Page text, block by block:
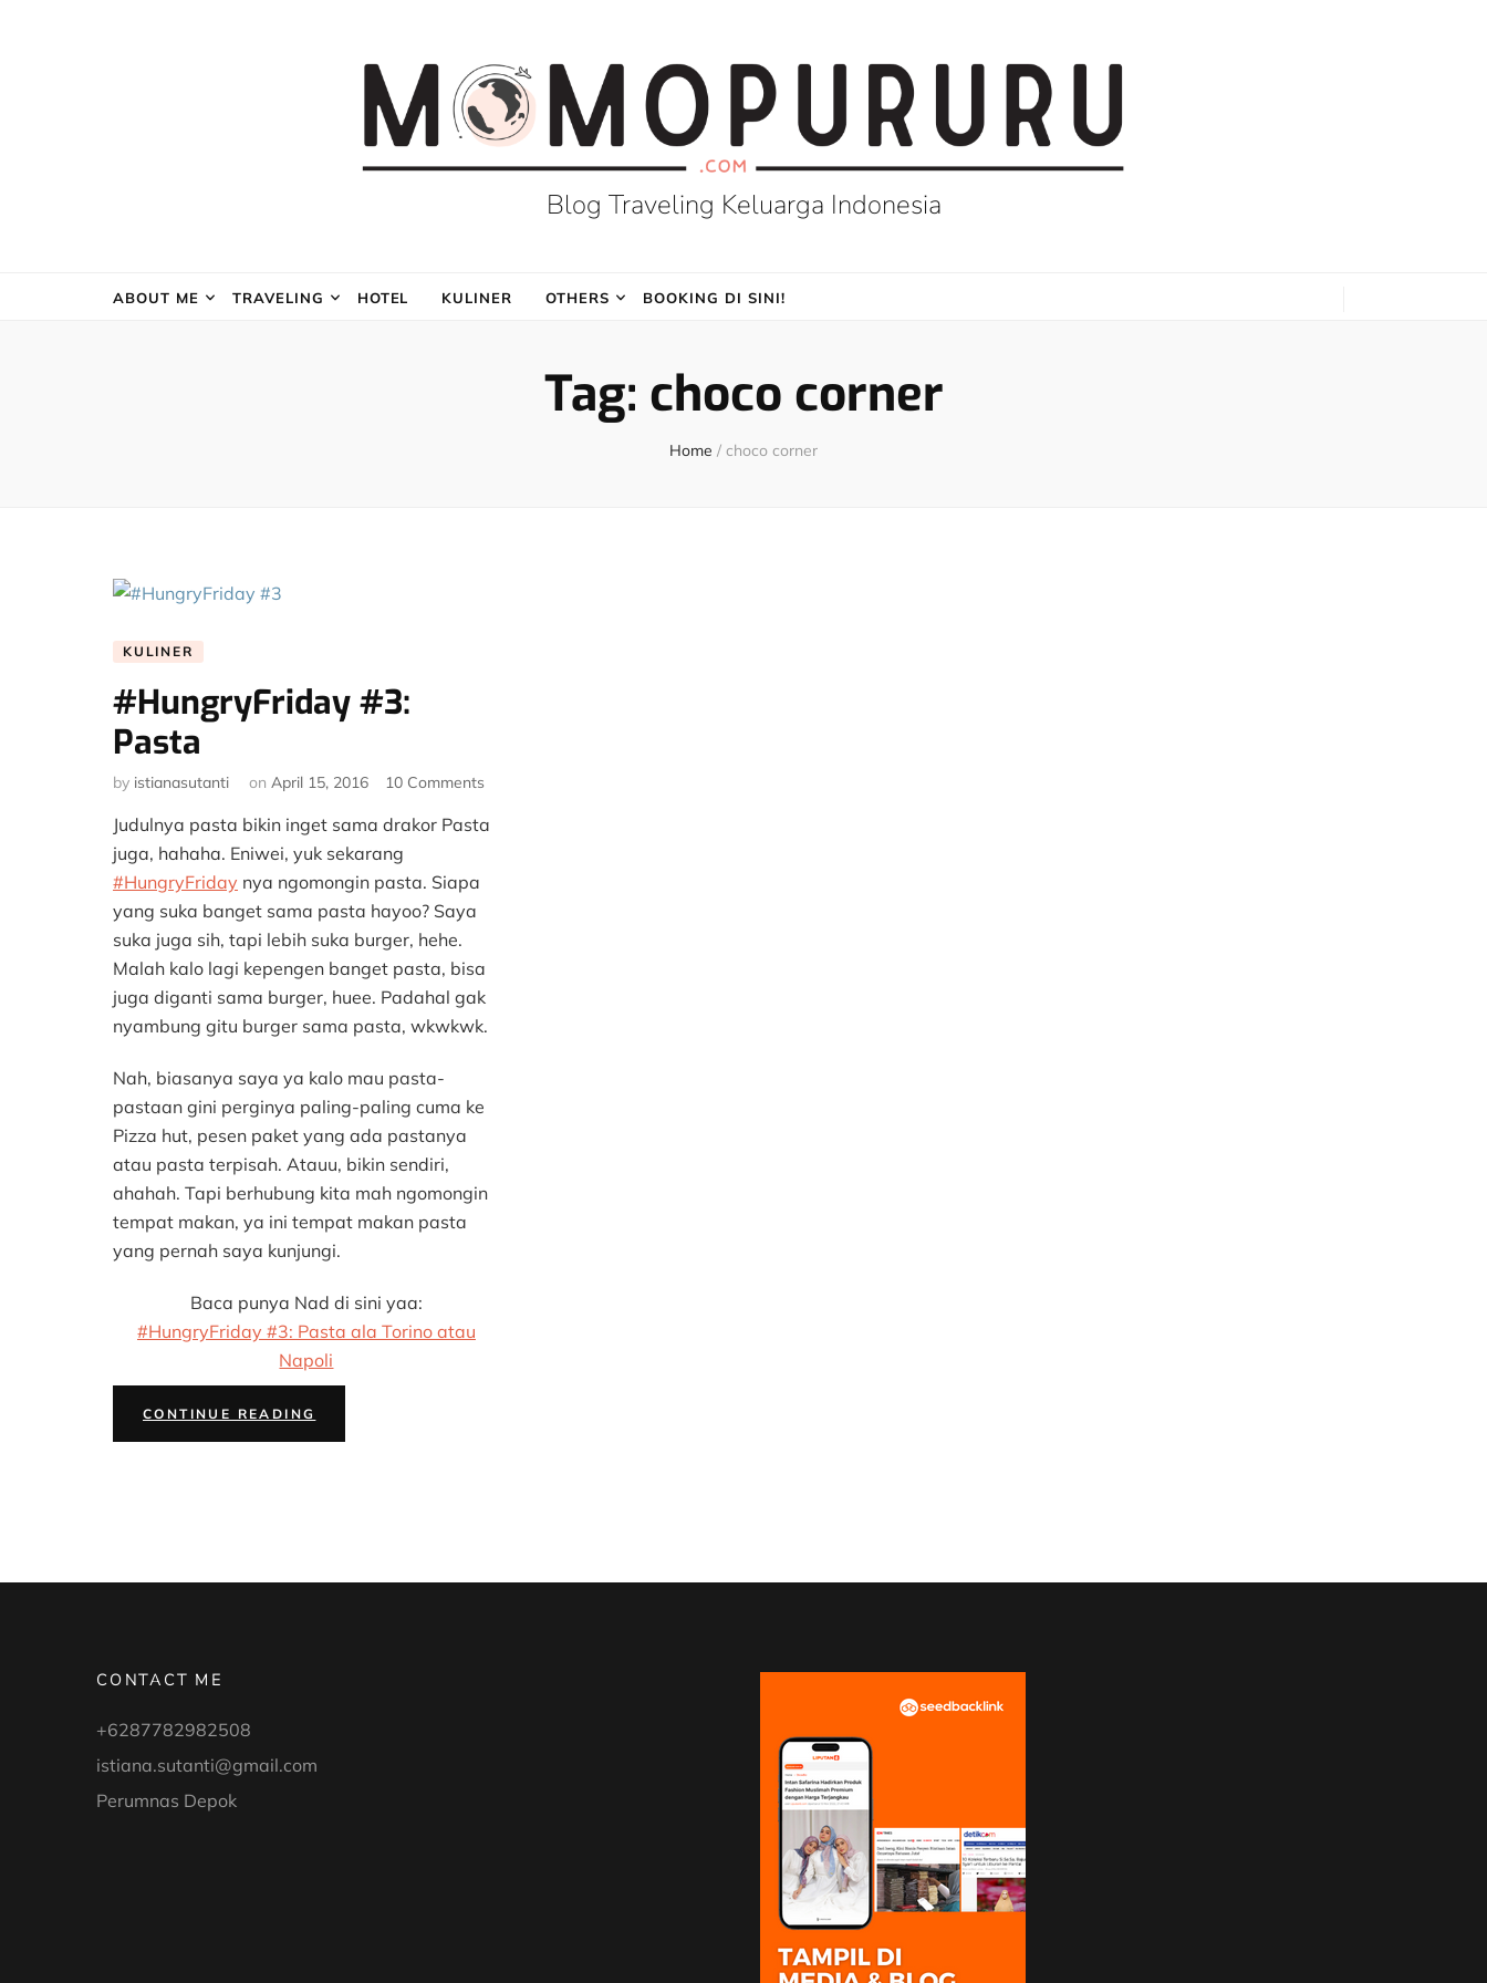
Blog Traveling Keluarga Indonesia
ABOUT ME TRAVELING HOTEL KULINER OTHERS BOOKING DI SINI!
Tag: choco corner
Home / choco corner
KULINER
#HungryFriday #3:
Pasta
by istianasutanti on April 15, 2016 10 Comments
#3:
Judulnya pasta bikin inget sama drakor Pasta
juga, hahaha. Eniwei, yuk sekarang
#HungryFriday nya ngomongin pasta. Siapa
yang suka banget sama pasta hayoo? Saya
suka juga sih, tapi lebih suka burger, hehe.
Malah kalo lagi kepengen banget pasta, bisa
juga diganti sama burger, huee. Padahal gak
nyambung gitu burger sama pasta, wkwkwk.
Nah, biasanya saya ya kalo mau pasta-
pastaan gini perginya paling-paling cuma ke
Pizza hut, pesen paket yang ada pastanya
atau pasta terpisah. Atauu, bikin sendiri,
ahahah. Tapi berhubung kita mah ngomongin
tempat makan, ya ini tempat makan pasta
yang pernah saya kunjungi.
Baca punya Nad di sini yaa:
#HungryFriday #3: Pasta ala Torino atau
Napoli
CONTINUE READING
CONTACT ME
+6287782982508
istiana.sutanti@gmail.com
Perumnas Depok